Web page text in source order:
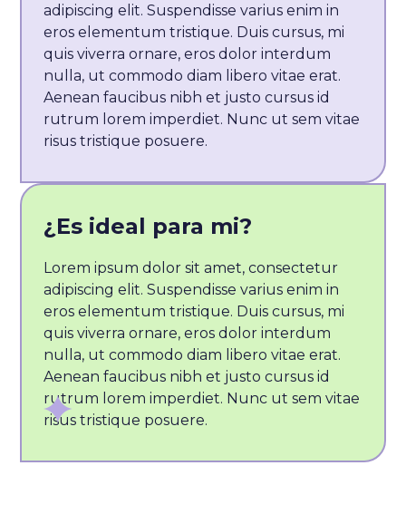
adipiscing elit. Suspendisse varius enim in
eros elementum tristique. Duis cursus, mi
quis viverra ornare, eros dolor interdum
nulla, ut commodo diam libero vitae erat.
Aenean faucibus nibh et justo cursus id
rutrum lorem imperdiet. Nunc ut sem vitae
risus tristique posuere.
¿Es ideal para mi?
Lorem ipsum dolor sit amet, consectetur
adipiscing elit. Suspendisse varius enim in
eros elementum tristique. Duis cursus, mi
quis viverra ornare, eros dolor interdum
nulla, ut commodo diam libero vitae erat.
Aenean faucibus nibh et justo cursus id
rutrum lorem imperdiet. Nunc ut sem vitae
risus tristique posuere.